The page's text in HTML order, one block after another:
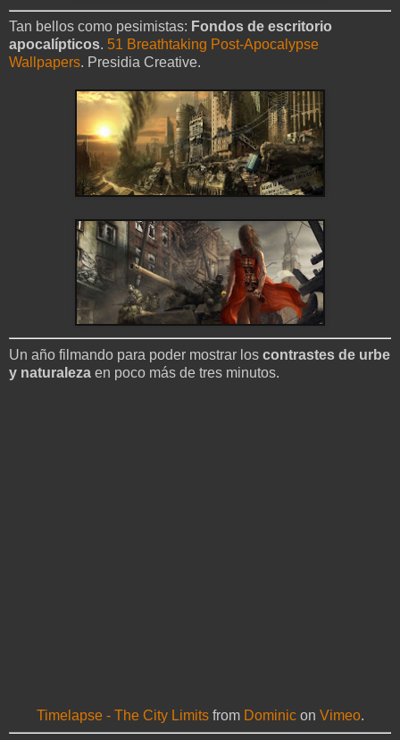
Tan bellos como pesimistas: Fondos de escritorio
apocalípticos. 51 Breathtaking Post-Apocalypse
Wallpapers. Presidia Creative.
Un año filmando para poder mostrar los contrastes de urbe
y naturaleza en poco más de tres minutos.
Timelapse - The City Limitsfrom Dominicon Vimeo.